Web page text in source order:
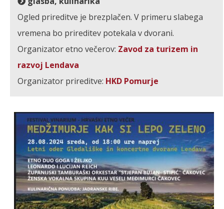
Ogled prireditve je brezplačen. V primeru slabega
vremena bo prireditev potekala v dvorani.
Organizator etno večerov: Zavod za turizem in
razvoj Lendava
Organizator prireditve: HKD Pomurje